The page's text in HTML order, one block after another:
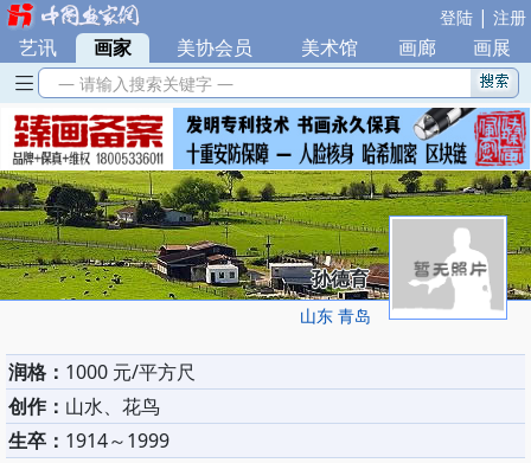
登陆 | 注册
艺讯 | 画家 美协会员 美术馆 画廊 画展
— 请输入搜索关键字 —
孙德育
山东 青岛
润格： 1000 元/平方尺
创作： 山水、花鸟
生卒： 1914～1999